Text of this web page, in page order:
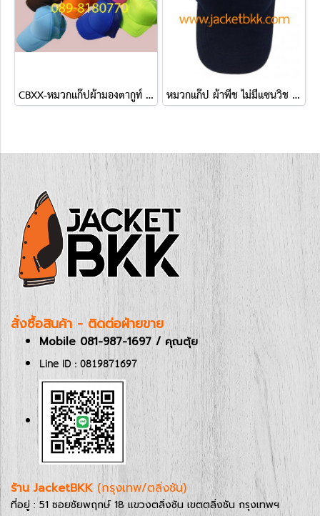
CBXX-หมวกแก๊ปผ้ามองตากูท์ เสริมฟองน้ำ สีเดียว หมวกแก๊ป ผ้าพีช ไม่มีแซนวิช ไม่เจาะรู สีกรมท่า
สั่งซื้อสินค้า - ติดต่อฝ่ายขาย
Mobile 081-987-1697 / คุณตุ้ย
Line ID : 0819871697
ร้าน JacketBKK (กรุงเทพ/ตลิ่งชัน)
ที่อยู่ : 51 ซอยชัยพฤกษ์ 18 แขวงตลิ่งชัน เขตตลิ่งชัน กรุงเทพฯ